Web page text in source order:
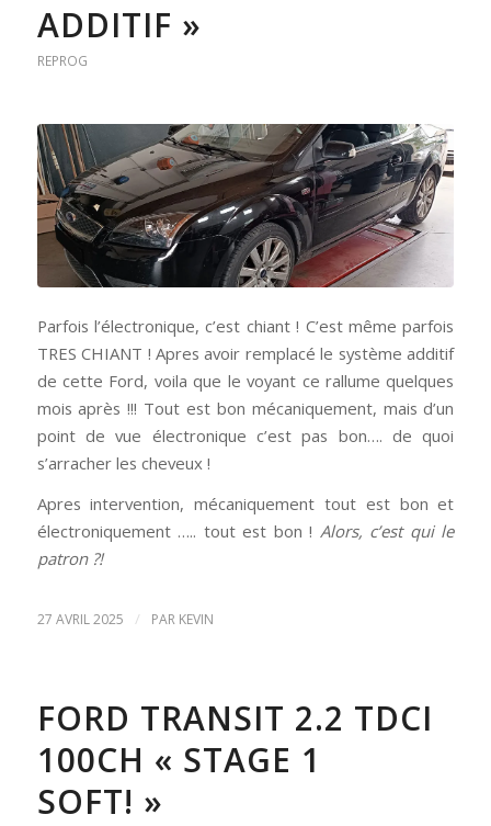
ADDITIF »
REPROG
Parfois l’électronique, c’est chiant ! C’est même parfois
TRES CHIANT ! Apres avoir remplacé le système additif
de cette Ford, voila que le voyant ce rallume quelques
mois après !!! Tout est bon mécaniquement, mais d’un
point de vue électronique c’est pas bon…. de quoi
s’arracher les cheveux !
Apres intervention, mécaniquement tout est bon et
électroniquement ….. tout est bon ! Alors, c’est qui le
patron ?!
27 AVRIL 2025 / PAR KEVIN
FORD TRANSIT 2.2 TDCI
100CH « STAGE 1
SOFT! »